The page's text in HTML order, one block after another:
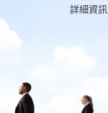
詳細資訊